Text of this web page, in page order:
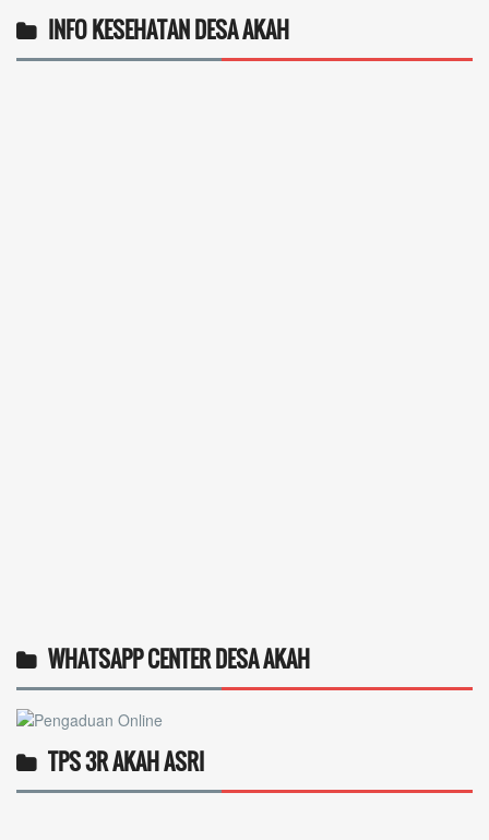
INFO KESEHATAN DESA AKAH
WHATSAPP CENTER DESA AKAH
TPS 3R AKAH ASRI